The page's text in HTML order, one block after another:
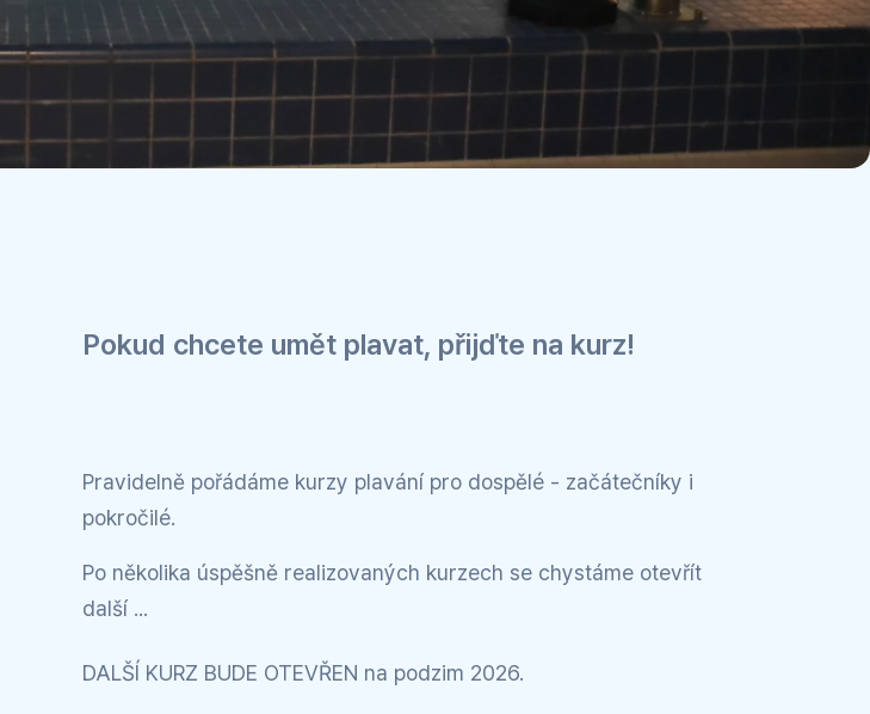
Pokud chcete umět plavat, přijďte na kurz!
Pravidelně pořádáme kurzy plavání pro dospělé - začátečníky i
pokročilé.
Po několika úspěšně realizovaných kurzech se chystáme otevřít
další ...
DALŠÍ KURZ BUDE OTEVŘEN na podzim 2026.